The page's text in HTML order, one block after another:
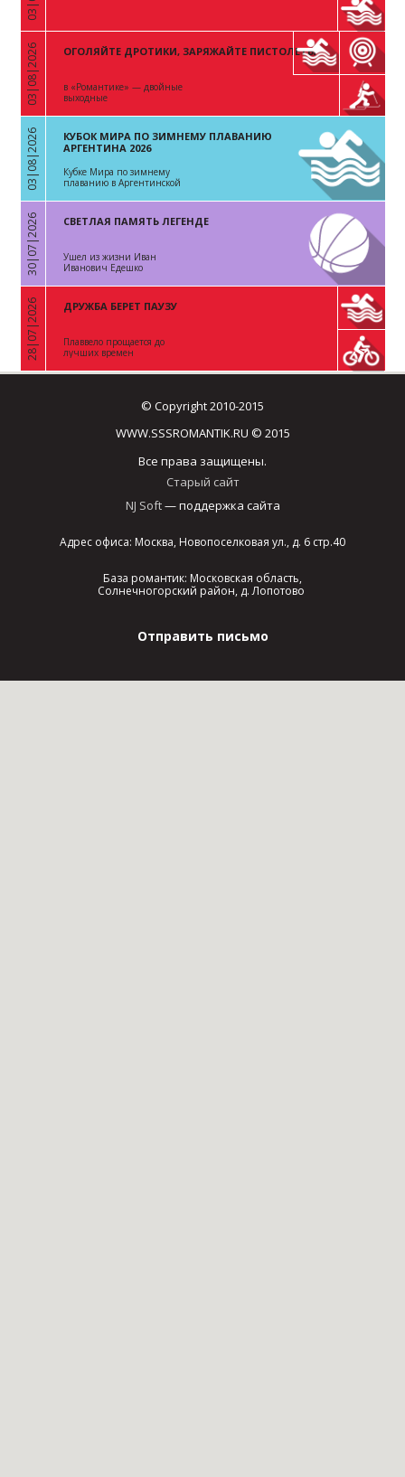
«
03|08|2026 ОГОЛЯЙТЕ ДРОТИКИ, ЗАРЯЖАЙТЕ ПИСТОЛЕТЫ
в «Романтике» — двойные
выходные
«
03|08|2026
КУБОК МИРА ПО ЗИМНЕМУ ПЛАВАНИЮ
АРГЕНТИНА 2026
Кубке Мира по зимнему
плаванию в Аргентинской
«
30|07|2026 СВЕТЛАЯ ПАМЯТЬ ЛЕГЕНДЕ
Ушел из жизни Иван
Иванович Едешко
«
28|07|2026 ДРУЖБА БЕРЕТ ПАУЗУ
Плаввело прощается до
лучших времен
© Copyright 2010-2015
WWW.SSSROMANTIK.RU © 2015
Все права защищены.
Старый сайт
NJ Soft— поддержка сайта
Адрес офиса: Москва, Новопоселковая ул., д. 6 стр.40
База романтик: Московская область,
Солнечногорский район, д. Лопотово
Отправить письмо